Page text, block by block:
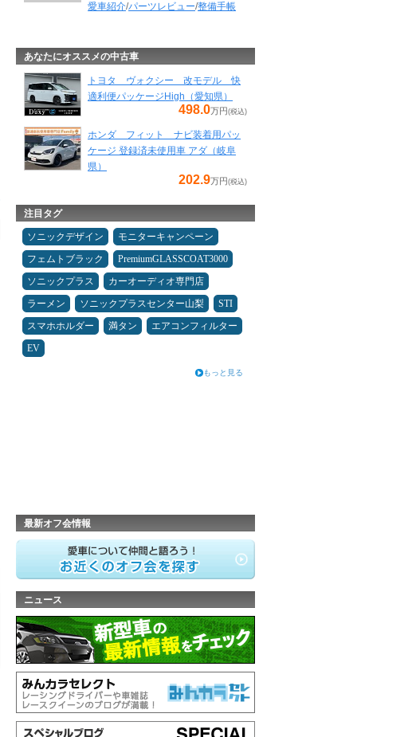
愛車紹介/パーツレビュー/整備手帳
あなたにオススメの中古車
トヨタ ヴォクシー 改モデル 快
適利便パッケージHigh（愛知県）
498.0万円(税込)
ホンダ フィット ナビ装着用パッ
ケージ 登録済未使用車 アダ（岐阜
県）
202.9万円(税込)
注目タグ
ソニックデザイン
モニターキャンペーン
フェムトブラック
PremiumGLASSCOAT3000
ソニックプラス
カーオーディオ専門店
ラーメン
ソニックプラスセンター山梨
STI
スマホホルダー
満タン
エアコンフィルター
EV
もっと見る
最新オフ会情報
ニュース